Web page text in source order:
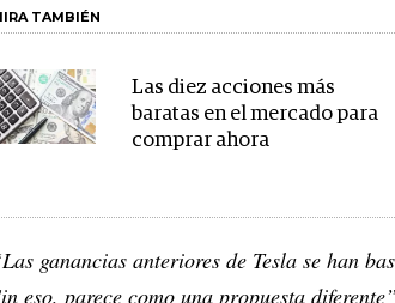
TAMBIÉN
Las diez acciones más
baratas en el mercado para
comprar ahora
ganancias anteriores de Tesla se han
eso, parece como una propuesta